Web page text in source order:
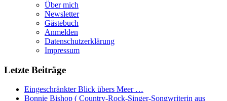
Über mich
Newsletter
Gästebuch
Anmelden
Datenschutzerklärung
Impressum
Letzte Beiträge
Eingeschränkter Blick übers Meer …
Bonnie Bishop ( Country-Rock-Singer-Songwriterin aus